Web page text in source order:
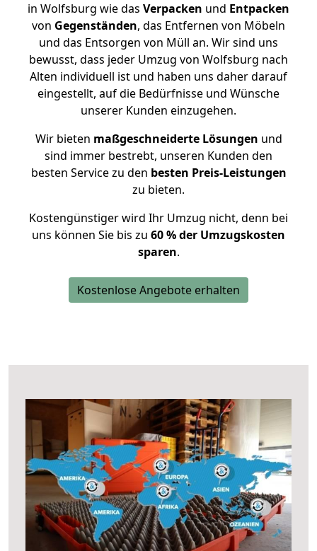
in Wolfsburg wie das Verpacken und Entpacken
von Gegenständen, das Entfernen von Möbeln
und das Entsorgen von Müll an. Wir sind uns
bewusst, dass jeder Umzug von Wolfsburg nach
Alten individuell ist und haben uns daher darauf
eingestellt, auf die Bedürfnisse und Wünsche
unserer Kunden einzugehen.
Wir bieten maßgeschneiderte Lösungen und
sind immer bestrebt, unseren Kunden den
besten Service zu den besten Preis-Leistungen
zu bieten.
Kostengünstiger wird Ihr Umzug nicht, denn bei
uns können Sie bis zu 60 % der Umzugskosten
sparen.
Kostenlose Angebote erhalten